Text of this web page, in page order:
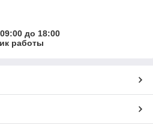
до 18:00
работы